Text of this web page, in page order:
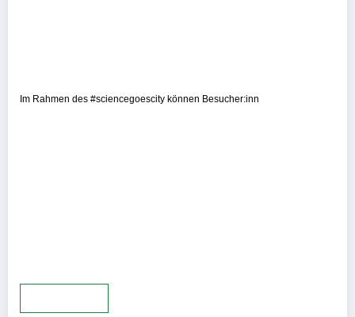
Im Rahmen des #sciencegoescity können Besucher:inn